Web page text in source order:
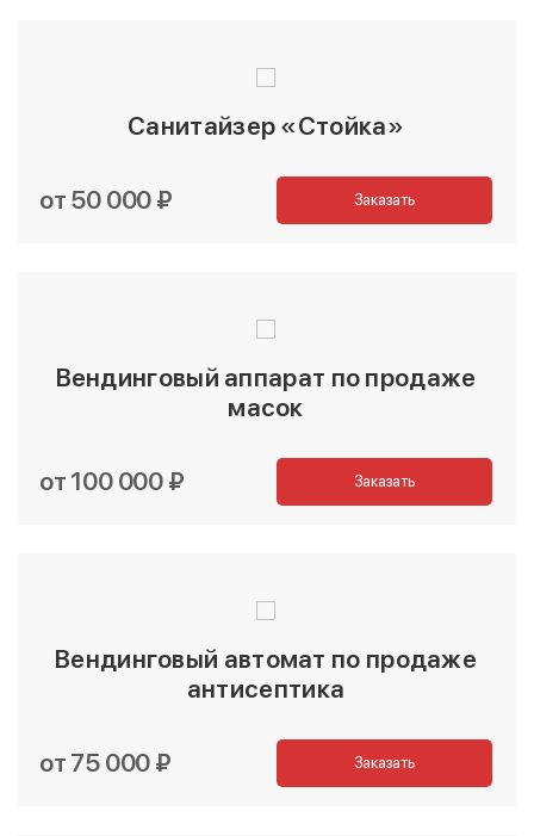
Санитайзер «Стойка»
от 50 000 ₽ Заказать
Вендинговый аппарат по продаже
масок
от 100 000 ₽ Заказать
Вендинговый автомат по продаже
антисептика
от 75 000 ₽ Заказать